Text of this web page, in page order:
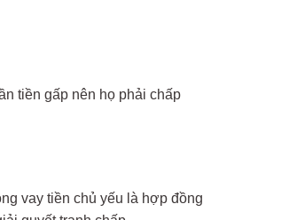
tiền gấp nên họ phải chấp
vay tiền chủ yếu là hợp đồng